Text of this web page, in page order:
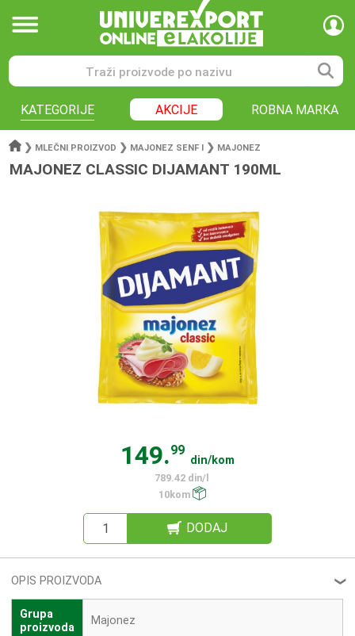
KATEGORIJE AKCIJE ROBNA MARKA
❯ MLEČNI PROIZVOD ❯ MAJONEZ SENF I ❯ MAJONEZ
MAJONEZ CLASSIC DIJAMANT 190ML
149.99
din/kom
789.42 din/l
10kom
DODAJ
OPIS PROIZVODA ❮
Grupa
proizvoda
Majonez